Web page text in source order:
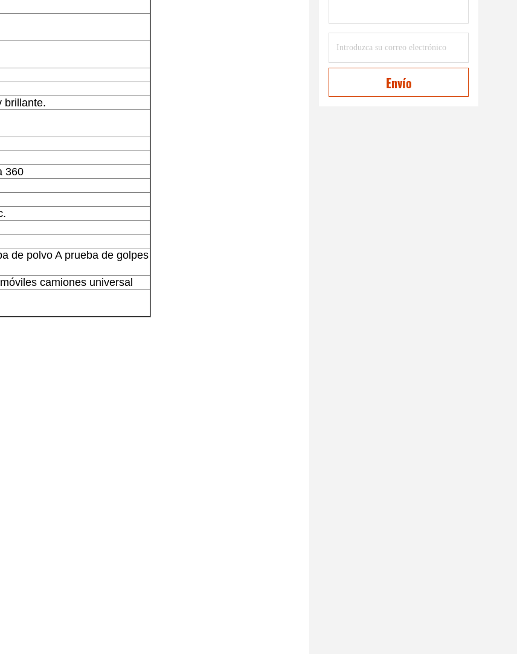
brillante.
360
de polvo A prueba de golpes
camiones universal
Envío